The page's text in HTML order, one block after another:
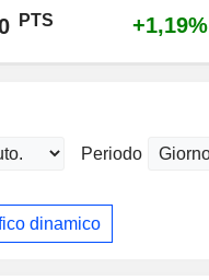
PTS +1,19%
Periodo
dinamico